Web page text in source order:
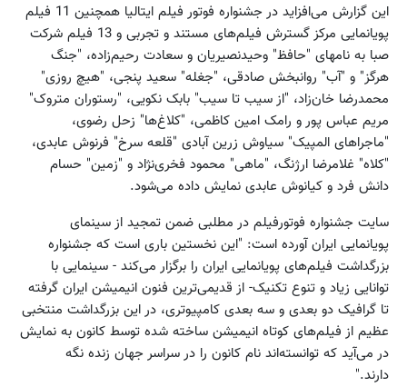
این گزارش می‌افزاید در جشنواره فوتور فیلم ایتالیا همچنین 11 فیلم
پویانمایی مرکز گسترش فیلم‌های مستند و تجربی و 13 فیلم شرکت
صبا به نامهای "حافظ" وحیدنصیریان و سعادت رحیم‌زاده، "جنگ
هرگز" و "آب" روانبخش صادقی، "جغله" سعید پنجی، "هیچ روزی"
محمدرضا خان‌زاد، "از سیب تا سیب" بابک نکویی، "رستوران متروک"
مریم عباس پور و رامک امین کاظمی، "کلاغ‌ها" زحل رضوی،
"ماجراهای المپیک" سیاوش زرین آبادی "قلعه سرخ" فرنوش عابدی،
"کلاه" غلامرضا ارژنگ، "ماهی" محمود فخری‌نژاد و "زمین" حسام
دانش فرد و کیانوش عابدی نمایش داده می‌شود.
سایت جشنواره فوتورفیلم در مطلبی ضمن تمجید از سینمای
پویانمایی ایران آورده است: "این نخستین باری است که جشنواره
بزرگداشت فیلم‌های پویانمایی ایران را برگزار می‌کند - سینمایی با
توانایی زیاد و تنوع تکنیک- از قدیمی‌‌ترین فنون انیمیشن ایران گرفته
تا گرافیک دو بعدی و سه بعدی کامپیوتری، در این بزرگداشت منتخبی
عظیم از فیلم‌های کوتاه انیمیشن ساخته شده توسط کانون به نمایش
در می‌آید که توانسته‌اند نام کانون را در سراسر جهان زنده نگه
دارند."